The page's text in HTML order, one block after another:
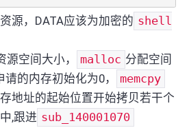
源，DATA应该为加密的 shell
源空间大小， malloc 分配空间
请的内存初始化为0，
memcpy
地址的起始位置开始拷贝若干个
,跟进 sub_140001070